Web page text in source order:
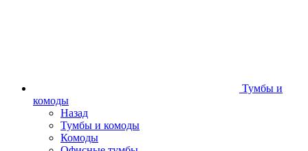
Тумбы и
комоды
Назад
Тумбы и комоды
Комоды